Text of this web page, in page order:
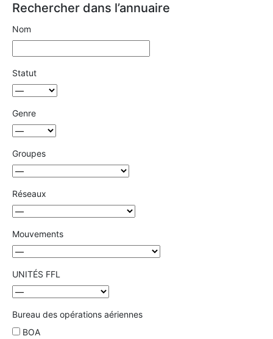
Rechercher dans l’annuaire
Nom
Statut
Genre
Groupes
Réseaux
Mouvements
UNITÉS FFL
Bureau des opérations aériennes
BOA